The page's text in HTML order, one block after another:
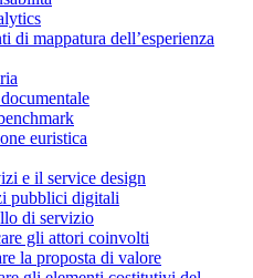
di mappatura dell’esperienza
euristica
e il service design
pubblici digitali
di servizio
gli attori coinvolti
la proposta di valore